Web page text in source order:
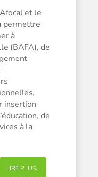
et le
permettre
à
(BAFA), de
insertion
de
à la
LIRE PLUS…